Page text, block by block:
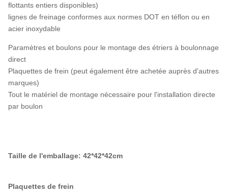
flottants entiers disponibles)
lignes de freinage conformes aux normes DOT en téflon ou en
acier inoxydable
Paramètres et boulons pour le montage des étriers à boulonnage
direct
Plaquettes de frein (peut également être achetée auprès d'autres
marques)
Tout le matériel de montage nécessaire pour l'installation directe
par boulon
Taille de l'emballage: 42*42*42cm
Plaquettes de frein